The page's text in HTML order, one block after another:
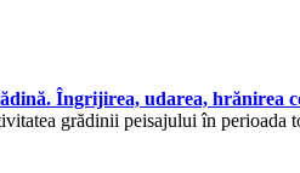
Îngrijirea, udarea, hrănirea
grădinii peisajului în perioada